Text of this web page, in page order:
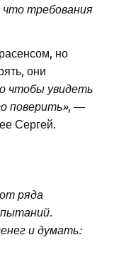
что требования
но
они
чтобы увидеть
поверить», —
Сергей.
ряда
и думать: